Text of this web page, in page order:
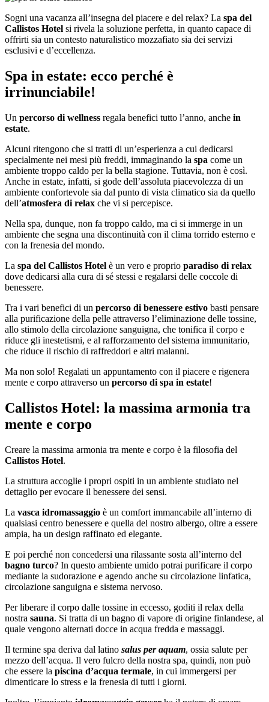
Sogni una vacanza all’insegna del piacere e del relax? La spa del
Callistos Hotel si rivela la soluzione perfetta, in quanto capace di
offrirti sia un contesto naturalistico mozzafiato sia dei servizi
esclusivi e d’eccellenza.
Spa in estate: ecco perché è
irrinunciabile!
Un percorso di wellness regala benefici tutto l’anno, anche in
estate.
Alcuni ritengono che si tratti di un’esperienza a cui dedicarsi
specialmente nei mesi più freddi, immaginando la spa come un
ambiente troppo caldo per la bella stagione. Tuttavia, non è così.
Anche in estate, infatti, si gode dell’assoluta piacevolezza di un
ambiente confortevole sia dal punto di vista climatico sia da quello
dell’atmosfera di relax che vi si percepisce.
Nella spa, dunque, non fa troppo caldo, ma ci si immerge in un
ambiente che segna una discontinuità con il clima torrido esterno e
con la frenesia del mondo.
La spa del Callistos Hotel è un vero e proprio paradiso di relax
dove dedicarsi alla cura di sé stessi e regalarsi delle coccole di
benessere.
Tra i vari benefici di un percorso di benessere estivo basti pensare
alla purificazione della pelle attraverso l’eliminazione delle tossine,
allo stimolo della circolazione sanguigna, che tonifica il corpo e
riduce gli inestetismi, e al rafforzamento del sistema immunitario,
che riduce il rischio di raffreddori e altri malanni.
Ma non solo! Regalati un appuntamento con il piacere e rigenera
mente e corpo attraverso un percorso di spa in estate!
Callistos Hotel: la massima armonia tra
mente e corpo
Creare la massima armonia tra mente e corpo è la filosofia del
Callistos Hotel.
La struttura accoglie i propri ospiti in un ambiente studiato nel
dettaglio per evocare il benessere dei sensi.
La vasca idromassaggio è un comfort immancabile all’interno di
qualsiasi centro benessere e quella del nostro albergo, oltre a essere
ampia, ha un design raffinato ed elegante.
E poi perché non concedersi una rilassante sosta all’interno del
bagno turco? In questo ambiente umido potrai purificare il corpo
mediante la sudorazione e agendo anche su circolazione linfatica,
circolazione sanguigna e sistema nervoso.
Per liberare il corpo dalle tossine in eccesso, goditi il relax della
nostra sauna. Si tratta di un bagno di vapore di origine finlandese, al
quale vengono alternati docce in acqua fredda e massaggi.
Il termine spa deriva dal latino salus per aquam, ossia salute per
mezzo dell’acqua. Il vero fulcro della nostra spa, quindi, non può
che essere la piscina d’acqua termale, in cui immergersi per
dimenticare lo stress e la frenesia di tutti i giorni.